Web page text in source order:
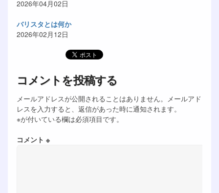
2026年04月02日
バリスタとは何か
2026年02月12日
コメントを投稿する
メールアドレスが公開されることはありません。メールアド
レスを入力すると、返信があった時に通知されます。
※が付いている欄は必須項目です。
コメント ※